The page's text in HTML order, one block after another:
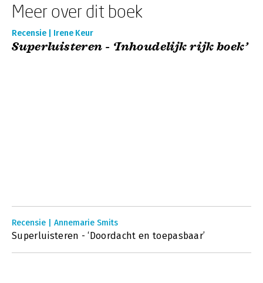
Meer over dit boek
Recensie | Irene Keur
Superluisteren - ‘Inhoudelijk rijk boek’
Recensie | Annemarie Smits
Superluisteren - ‘Doordacht en toepasbaar’